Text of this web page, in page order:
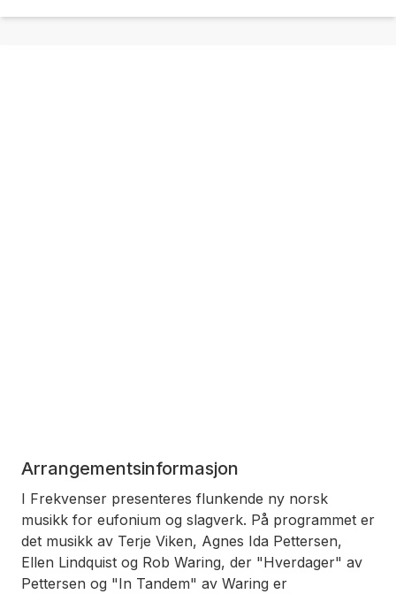
Arrangementsinformasjon
I Frekvenser presenteres flunkende ny norsk
musikk for eufonium og slagverk. På programmet er
det musikk av Terje Viken, Agnes Ida Pettersen,
Ellen Lindquist og Rob Waring, der "Hverdager" av
Pettersen og "In Tandem" av Waring er